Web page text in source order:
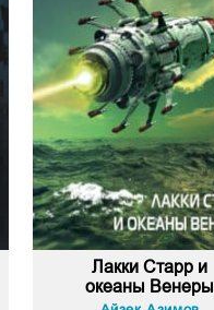
Лакки Старр и
океаны Венеры